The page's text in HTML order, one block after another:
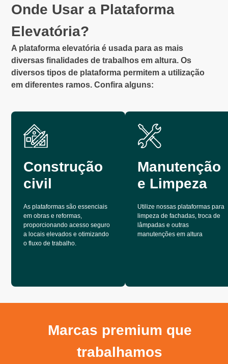
Onde Usar a Plataforma
Elevatória?
A plataforma elevatória é usada para as mais
diversas finalidades de trabalhos em altura. Os
diversos tipos de plataforma permitem a utilização
em diferentes ramos. Confira alguns:
Construção
civil
As plataformas são essenciais
em obras e reformas,
proporcionando acesso seguro
a locais elevados e otimizando
o fluxo de trabalho.
Manutenção
e Limpeza
Utilize nossas plataformas para
limpeza de fachadas, troca de
lâmpadas e outras
manutenções em altura
Marcas premium que
trabalhamos